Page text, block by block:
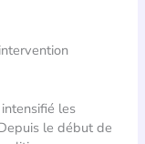
les
le début de